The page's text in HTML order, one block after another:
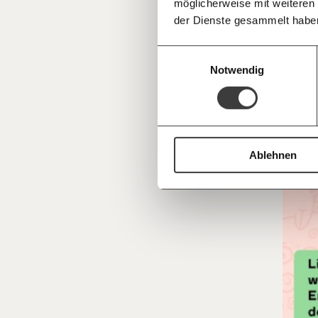
möglicherweise mit
der Dienste gesammelt
Notwendig
Ablehnen
Deine Spende absetzen:Fragen und